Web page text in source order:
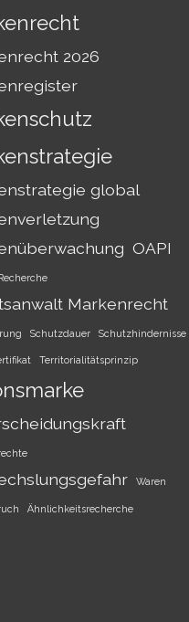
2026
global
OAPI
Markenrecht
Schutzdauer Schutzhindernisse
Territorialitätsprinzip
Waren
Ähnlichkeitsrecherche